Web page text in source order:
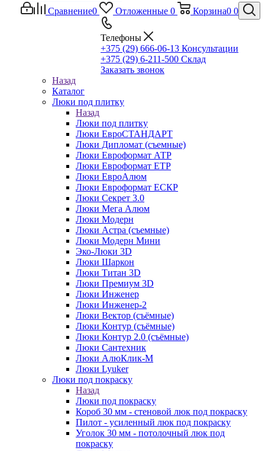
Сравнение0 Отложенные 0 Корзина0 0
Телефоны
+375 (29) 666-06-13 Консультации
+375 (29) 6-211-500 Склад
Заказать звонок
Назад
Каталог
Люки под плитку
Назад
Люки под плитку
Люки ЕвроСТАНДАРТ
Люки Дипломат (съемные)
Люки Евроформат АТР
Люки Евроформат ЕТР
Люки ЕвроАлюм
Люки Евроформат ЕСКР
Люки Секрет 3.0
Люки Мега Алюм
Люки Модерн
Люки Астра (съемные)
Люки Модерн Мини
Эко-Люки 3D
Люки Шаркон
Люки Титан 3D
Люки Премиум 3D
Люки Инженер
Люки Инженер-2
Люки Вектор (съёмные)
Люки Контур (съёмные)
Люки Контур 2.0 (съёмные)
Люки Сантехник
Люки АлюКлик-М
Люки Lyuker
Люки под покраску
Назад
Люки под покраску
Короб 30 мм - стеновой люк под покраску
Пилот - усиленный люк под покраску
Уголок 30 мм - потолочный люк под
покраску